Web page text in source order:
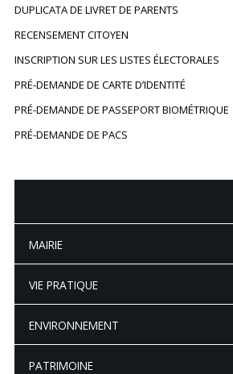
DUPLICATA DE LIVRET DE PARENTS
RECENSEMENT CITOYEN
INSCRIPTION SUR LES LISTES ÉLECTORALES
PRÉ-DEMANDE DE CARTE D’IDENTITÉ
PRÉ-DEMANDE DE PASSEPORT BIOMÉTRIQUE
PRÉ-DEMANDE DE PACS
MAIRIE
VIE PRATIQUE
ENVIRONNEMENT
PATRIMOINE